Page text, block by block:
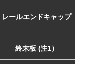
レールエンドキャップ
終末板 (注1）